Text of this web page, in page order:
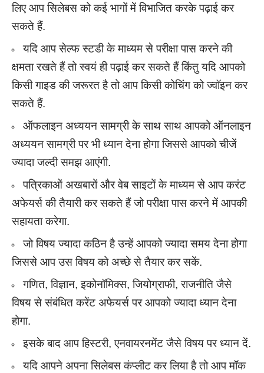
लिए आप सिलेबस को कई भागों में विभाजित करके पढ़ाई कर
सकते हैं.
यदि आप सेल्फ स्टडी के माध्यम से परीक्षा पास करने की
क्षमता रखते हैं तो स्वयं ही पढ़ाई कर सकते हैं किंतु यदि आपको
किसी गाइड की जरूरत है तो आप किसी कोचिंग को ज्वॉइन कर
सकते हैं.
ऑफलाइन अध्ययन सामग्री के साथ साथ आपको ऑनलाइन
अध्ययन सामग्री पर भी ध्यान देना होगा जिससे आपको चीजें
ज्यादा जल्दी समझ आएंगी.
पत्रिकाओं अखबारों और वेब साइटों के माध्यम से आप करंट
अफेयर्स की तैयारी कर सकते हैं जो परीक्षा पास करने में आपकी
सहायता करेगा.
जो विषय ज्यादा कठिन है उन्हें आपको ज्यादा समय देना होगा
जिससे आप उस विषय को अच्छे से तैयार कर सकें.
गणित, विज्ञान, इकोनॉमिक्स, जियोग्राफी, राजनीति जैसे
विषय से संबंधित करेंट अफेयर्स पर आपको ज्यादा ध्यान देना
होगा.
इसके बाद आप हिस्टरी, एनवायरनमेंट जैसे विषय पर ध्यान दें.
यदि आपने अपना सिलेबस कंप्लीट कर लिया है तो आप मॉक